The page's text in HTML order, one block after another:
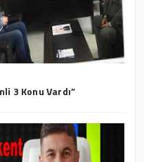
3 Konu Vardı”